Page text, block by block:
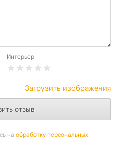
Интерьер
Загрузить изображения
на обработку персональных